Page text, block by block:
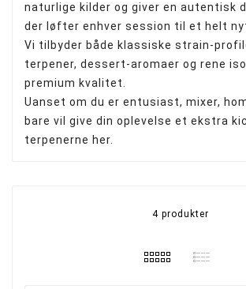
naturlige kilder og giver en autentisk
der løfter enhver session til et helt
Vi tilbyder både klassiske strain-
terpener, dessert-aromaer og rene
premium kvalitet.
Uanset om du er entusiast, mixer,
bare vil give din oplevelse et ekstra
terpenerne her.
4 produkter